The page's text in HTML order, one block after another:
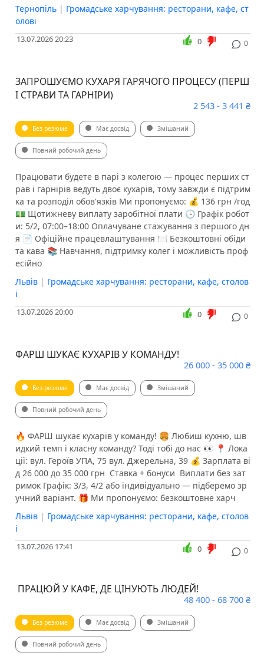
Тернопіль | Громадське харчування: ресторани, кафе, ст
олові
13.07.2026 20:23 0
0
ЗАПРОШУЄМО КУХАРЯ ГАРЯЧОГО ПРОЦЕСУ (ПЕРШ
І СТРАВИ ТА ГАРНІРИ)
2 543 - 3 441 ₴
Без резюме Має досвід Змішаний
Повний робочий день
Працювати будете в парі з колегою — процес перших ст
рав і гарнірів ведуть двоє кухарів, тому завжди є підтрим
ка та розподіл обов'язків Ми пропонуємо: 💰 136 грн /год
💵 Щотижневу виплату заробітної плати 🕒 Графік робот
и: 5/2, 07:00–18:00 Оплачуване стажування з першого дн
я 📄 Офіційне працевлаштування 🍽 Безкоштовні обіди
та кава 📚 Навчання, підтримку колег і можливість проф
есійно
Львів | Громадське харчування: ресторани, кафе, столов
і
13.07.2026 20:00 0
0
ФАРШ ШУКАЄ КУХАРІВ У КОМАНДУ!
26 000 - 35 000 ₴
Без резюме Має досвід Змішаний
Повний робочий день
​​🔥 ФАРШ шукає кухарів у команду! 🍔 Любиш кухню, шв
идкий темп і класну команду? Тоді тобі до нас 👀 📍 Лока
ції: вул. Героїв УПА, 75 вул. Джерельна, 39 💰 Зарплата ві
д 26 000 до 35 000 грн ️ Ставка + бонуси ️ Виплати без зат
римок Графік: 3/3, 4/2 або індивідуально — підберемо зр
учний варіант. 🎁 Ми пропонуємо: безкоштовне харч
Львів | Громадське харчування: ресторани, кафе, столов
і
13.07.2026 17:41 0
0
️ ПРАЦЮЙ У КАФЕ, ДЕ ЦІНУЮТЬ ЛЮДЕЙ!
48 400 - 68 700 ₴
Без резюме Має досвід Змішаний
Повний робочий день